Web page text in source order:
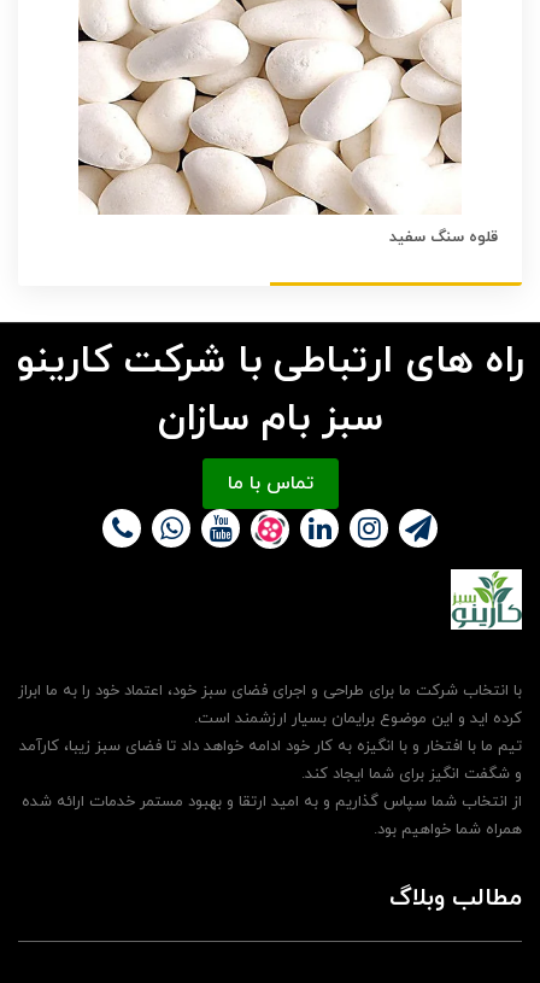
قلوه سنگ سفید
راه های ارتباطی با شرکت کارینو
سبز بام سازان
تماس با ما
با انتخاب شرکت ما برای طراحی و اجرای فضای سبز خود، اعتماد خود را به ما ابراز
کرده اید و این موضوع برایمان بسیار ارزشمند است.
تیم ما با افتخار و با انگیزه به کار خود ادامه خواهد داد تا فضای سبز زیبا، کارآمد
و شگفت انگیز برای شما ایجاد کند.
از انتخاب شما سپاس گذاریم و به امید ارتقا و بهبود مستمر خدمات ارائه شده
همراه شما خواهیم بود.
مطالب وبلاگ